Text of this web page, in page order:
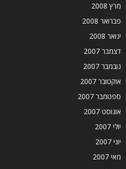
מרץ 2008
פברואר 2008
ינואר 2008
דצמבר 2007
נובמבר 2007
אוקטובר 2007
ספטמבר 2007
אוגוסט 2007
יולי 2007
יוני 2007
מאי 2007